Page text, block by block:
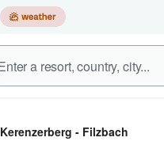
Kerenzerberg - Filzbach